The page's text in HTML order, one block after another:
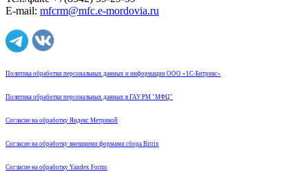
E-mail: mfcrm@mfc.e-mordovia.ru
Политика обработки персональных данных и информации ООО «1С-Битрикс»
Политика обработки персональных данных в ГАУ РМ "МФЦ"
Согласие на обработку Яндекс Метрикой
Согласие на обработку внешними формами сбора Bitrix
Согласие на обработку Yandex Forms